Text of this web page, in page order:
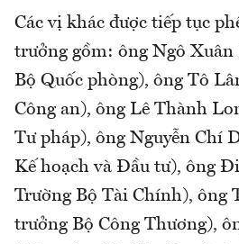
Các vị khác được tiếp tục
trưởng gồm: ông Ngô
Bộ Quốc phòng), ông Tô
Công an), ông Lê Thành
Tư pháp), ông Nguyễn Chí
Kế hoạch và Đầu tư), ông
Trường Bộ Tài Chính), ông
trưởng Bộ Công Thương),